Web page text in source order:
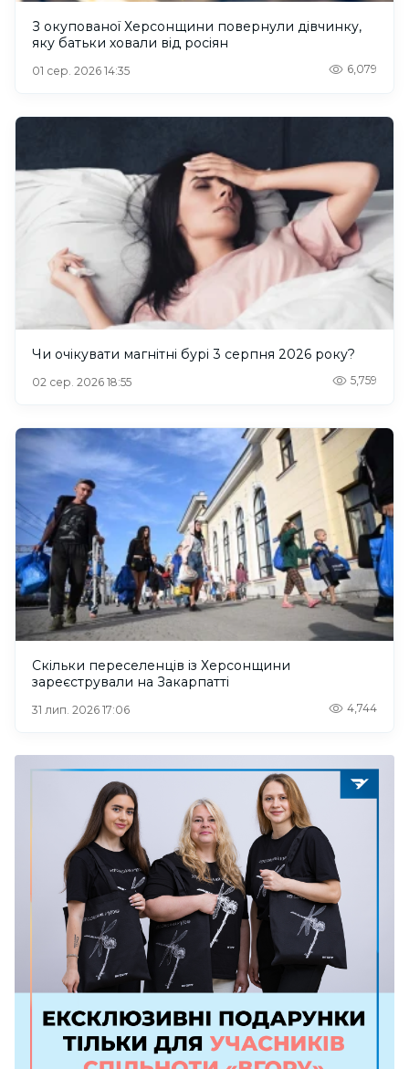
З окупованої Херсонщини повернули дівчинку,
яку батьки ховали від росіян
01 сер. 2026 14:35 6,079
Чи очікувати магнітні бурі 3 серпня 2026 року?
02 сер. 2026 18:55 5,759
Скільки переселенців із Херсонщини
зареєстрували на Закарпатті
31 лип. 2026 17:06 4,744